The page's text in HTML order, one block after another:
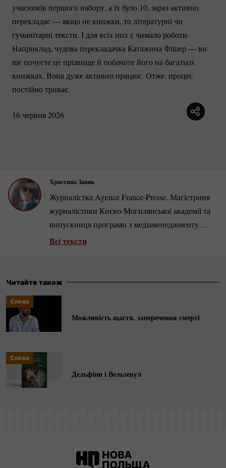
учасників першого набору, а їх було 10, зараз активно
перекладає — якщо не книжки, то літературні чи
гуманітарні тексти. І для всіх них є чимало роботи.
Наприклад, чудова перекладачка Катажина Фішер — ви
ще почуєте це прізвище й побачите його на багатьох
книжках. Вона дуже активно працює. Отже, процес
постійно триває.
16 червня 2026
Христина Заник
Журналістка AgenceFrance-Presse. Магістриня
журналістики Києво-Могилянськоїакадемії та
випускниця програми з медіаменеджменту
Яґеллонського університету. У 2017–2022 роках
бойових дій на сході України в складі команди
Всі тексти
Читайте також
Слова
Можливість щастя, заперечення смерті
Слова
Дельфіни і Вельзевул